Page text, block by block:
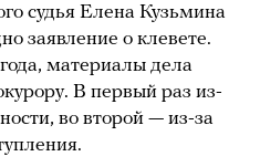
судья Елена Кузьмина
заявление о клевете.
материалы дела
В первый раз из-
во второй — из-за